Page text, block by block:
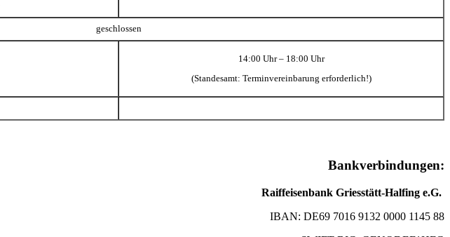
geschlossen
14:00 Uhr – 18:00 Uhr
(Standesamt: Terminvereinbarung erforderlich!)
Bankverbindungen:
Raiffeisenbank Griesstätt-Halfing e.G.
IBAN: DE69 7016 9132 0000 1145 88